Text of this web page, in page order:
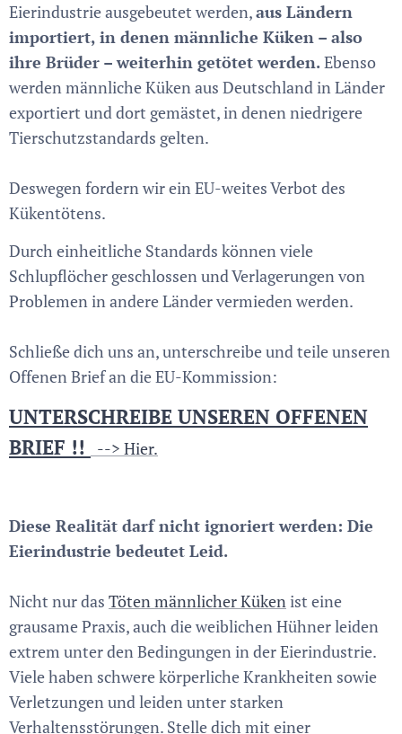
Eierindustrie ausgebeutet werden,aus Ländern
importiert, in denen männliche Küken – also
ihre Brüder – weiterhin getötet werden.Ebenso
werden männliche Küken aus Deutschland in Länder
exportiert und dort gemästet, in denen niedrigere
Tierschutzstandards gelten.
Deswegen fordern wir ein EU-weites Verbot des
Kükentötens.
Durch einheitliche Standards können viele
Schlupflöcher geschlossen und Verlagerungen von
Problemen in andere Länder vermieden werden.
Schließe dich uns an, unterschreibe und teile unseren
Offenen Brief an die EU-Kommission:
UNTERSCHREIBE UNSEREN OFFENEN
BRIEF !!
--> Hier.
Diese Realität darf nicht ignoriert werden: Die
Eierindustrie bedeutet Leid.
Nicht nur das Töten männlicher Küken ist eine
grausame Praxis, auch die weiblichen Hühner leiden
extrem unter den Bedingungen in der Eierindustrie.
Viele haben schwere körperliche Krankheiten sowie
Verletzungen und leiden unter starken
Verhaltensstörungen. Stelle dich mit einer